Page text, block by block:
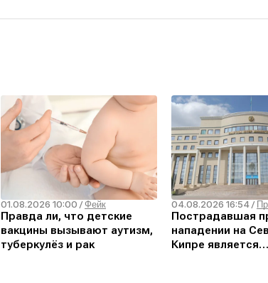
01.08.2026 10:00 /Фейк
Правда ли, что детские
вакцины вызывают аутизм,
туберкулёз и рак
04.08.2026 16:54 /
Пострадавшая
нападении на
Кипре является